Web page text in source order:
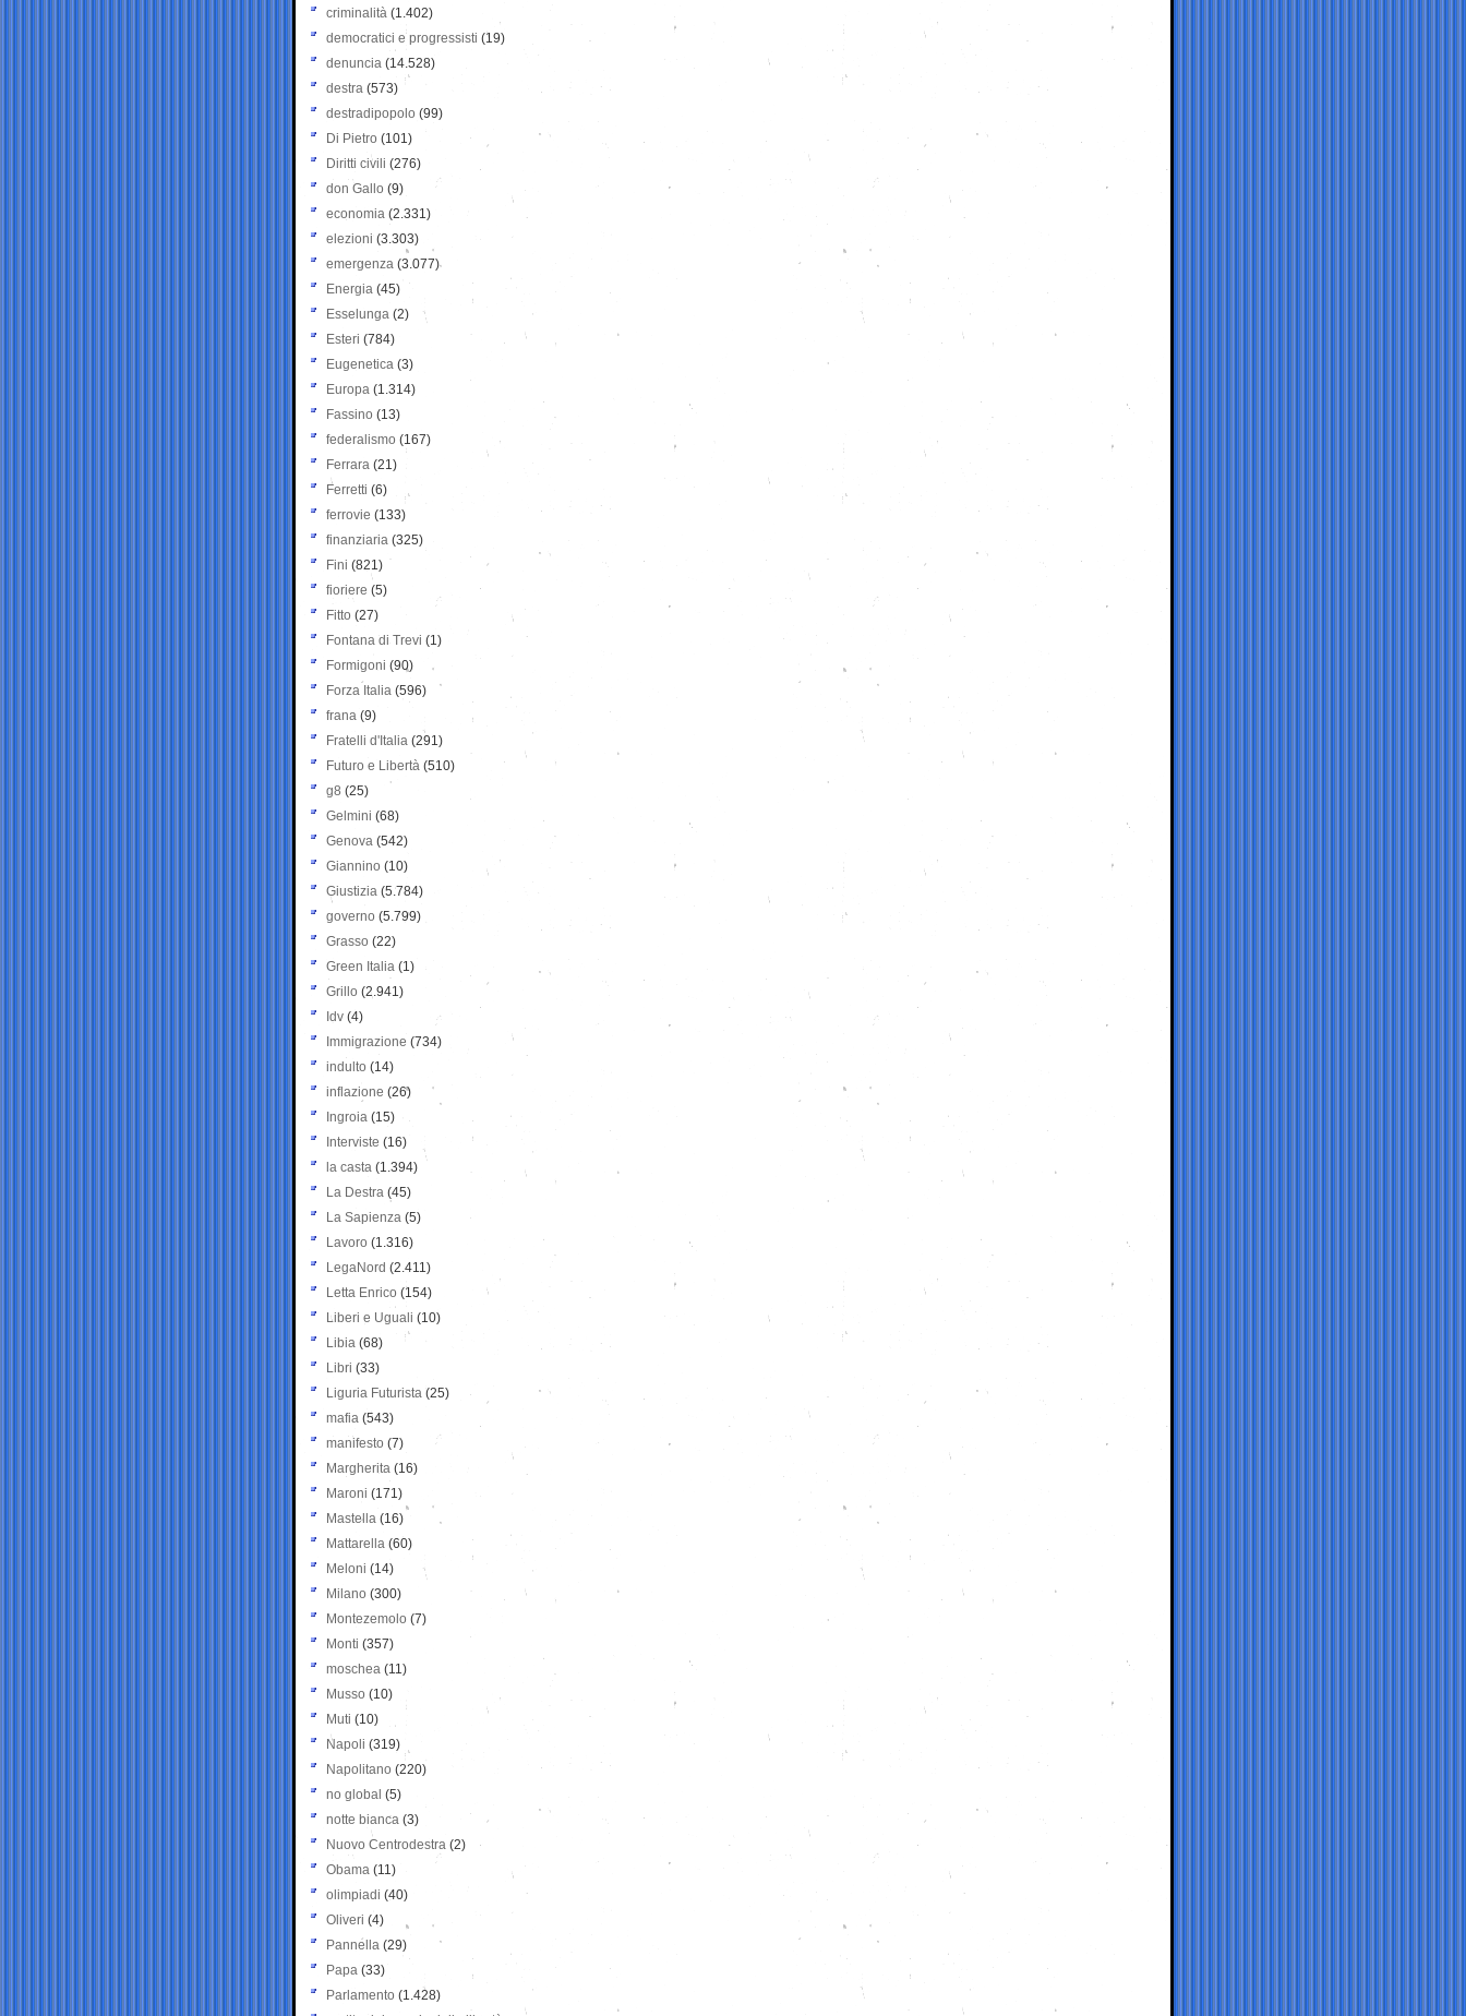
criminalità (1.402)
democratici e progressisti (19)
denuncia (14.528)
destra (573)
destradipopolo (99)
Di Pietro (101)
Diritti civili (276)
don Gallo (9)
economia (2.331)
elezioni (3.303)
emergenza (3.077)
Energia (45)
Esselunga (2)
Esteri (784)
Eugenetica (3)
Europa (1.314)
Fassino (13)
federalismo (167)
Ferrara (21)
Ferretti (6)
ferrovie (133)
finanziaria (325)
Fini (821)
fioriere (5)
Fitto (27)
Fontana di Trevi (1)
Formigoni (90)
Forza Italia (596)
frana (9)
Fratelli d'Italia (291)
Futuro e Libertà (510)
g8 (25)
Gelmini (68)
Genova (542)
Giannino (10)
Giustizia (5.784)
governo (5.799)
Grasso (22)
Green Italia (1)
Grillo (2.941)
Idv (4)
Immigrazione (734)
indulto (14)
inflazione (26)
Ingroia (15)
Interviste (16)
la casta (1.394)
La Destra (45)
La Sapienza (5)
Lavoro (1.316)
LegaNord (2.411)
Letta Enrico (154)
Liberi e Uguali (10)
Libia (68)
Libri (33)
Liguria Futurista (25)
mafia (543)
manifesto (7)
Margherita (16)
Maroni (171)
Mastella (16)
Mattarella (60)
Meloni (14)
Milano (300)
Montezemolo (7)
Monti (357)
moschea (11)
Musso (10)
Muti (10)
Napoli (319)
Napolitano (220)
no global (5)
notte bianca (3)
Nuovo Centrodestra (2)
Obama (11)
olimpiadi (40)
Oliveri (4)
Pannella (29)
Papa (33)
Parlamento (1.428)